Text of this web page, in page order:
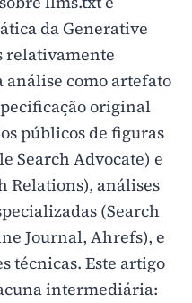
da Generative
relativamente
análise como artefato
original
públicos de figuras
Search Advocate) e
Relations), análises
(Search
Journal, Ahrefs), e
técnicas. Este artigo
intermediária: